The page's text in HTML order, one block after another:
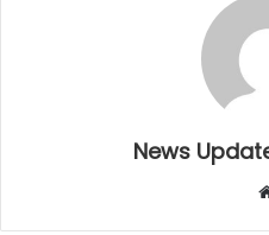
News